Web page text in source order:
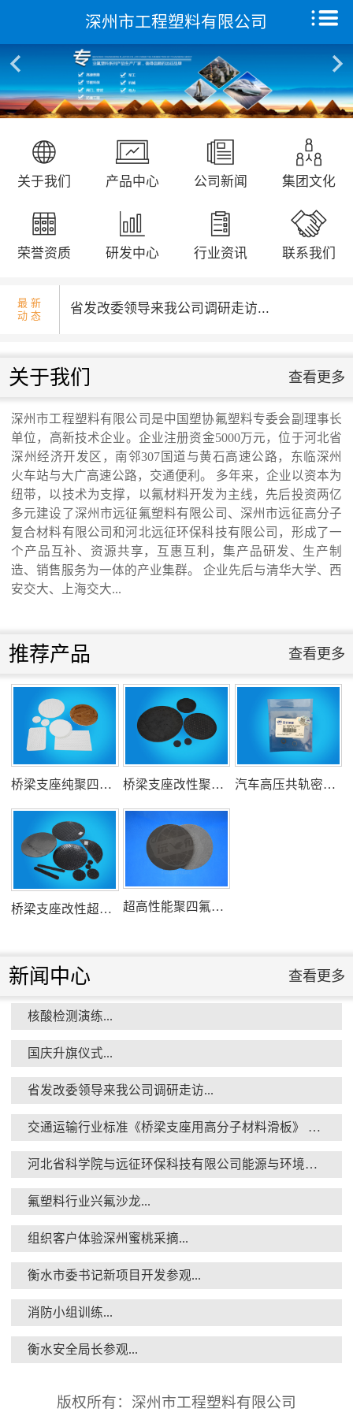
深州市工程塑料有限公司
关于我们 产品中心 公司新闻 集团文化
荣誉资质 研发中心 行业资讯 联系我们
最 新
动 态
核酸检测演练...
国庆升旗仪式...
省发改委领导来我公司调研走访...
交通运输行业标准《桥梁支座用高分子材料
滑板》 送审稿审查会在京召开...
河北省科学院与远征环保科技有限公司能源
式...
氟塑料行业兴氟沙龙...
组织客户体验深州蜜桃采摘...
衡水市委书记新项目开发参观...
消防小组训练...
关于我们 查看更多
深州市工程塑料有限公司是中国塑协氟塑料专委会副理事长
单位，高新技术企业。企业注册资金5000万元，位于河北省
深州经济开发区，南邻307国道与黄石高速公路，东临深州
火车站与大广高速公路，交通便利。 多年来，企业以资本为
纽带，以技术为支撑，以氟材料开发为主线，先后投资两亿
多元建设了深州市远征氟塑料有限公司、深州市远征高分子
复合材料有限公司和河北远征环保科技有限公司，形成了一
个产品互补、资源共享，互惠互利，集产品研发、生产制
造、销售服务为一体的产业集群。 企业先后与清华大学、西
安交大、上海交大...
推荐产品 查看更多
桥梁支座纯聚四氟乙烯滑板 桥梁支座改性聚四氟乙烯滑板 汽车高压共轨密封圈
桥梁支座改性超高分子量聚乙烯滑板 超高性能聚四氟乙烯滑板
新闻中心 查看更多
核酸检测演练...
国庆升旗仪式...
省发改委领导来我公司调研走访...
交通运输行业标准《桥梁支座用高分子材料滑板》 送审稿审查会在京召开...
河北省科学院与远征环保科技有限公司能源与环境新材料成果转化基地签约暨揭牌仪式...
氟塑料行业兴氟沙龙...
组织客户体验深州蜜桃采摘...
衡水市委书记新项目开发参观...
消防小组训练...
衡水安全局长参观...
版权所有：深州市工程塑料有限公司
首页
关于我们
产品中心
远征研发中心
集团文化
新闻动态